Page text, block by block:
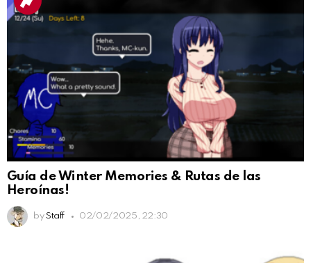
Guía de Winter Memories & Rutas de las
Heroínas!
by Staff 02/02/2025, 22:30